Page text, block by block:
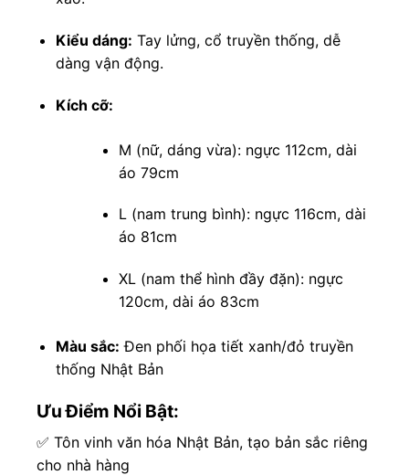
Kiểu dáng: Tay lửng, cổ truyền thống, dễ
dàng vận động.
Kích cỡ:
M (nữ, dáng vừa): ngực 112cm, dài
áo 79cm
L (nam trung bình): ngực 116cm, dài
áo 81cm
XL (nam thể hình đầy đặn): ngực
120cm, dài áo 83cm
Màu sắc: Đen phối họa tiết xanh/đỏ truyền
thống Nhật Bản
Ưu Điểm Nổi Bật:
✅ Tôn vinh văn hóa Nhật Bản, tạo bản sắc riêng
cho nhà hàng